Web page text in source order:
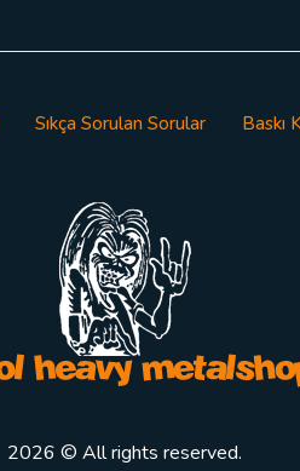
Sıkça Sorulan Sorular Baskı
2026 © All rights reserved.